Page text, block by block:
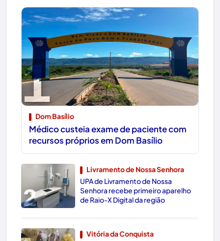
1
Dom Basílio
Médico custeia exame de paciente com
recursos próprios em Dom Basílio
2
Livramento de Nossa Senhora
UPA de Livramento de Nossa
Senhora recebe primeiro aparelho
de Raio-X Digital da região
Vitória da Conquista